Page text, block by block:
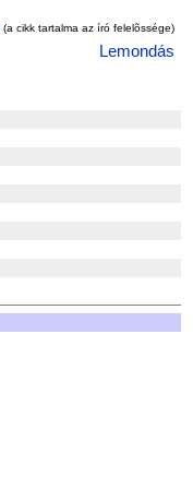
(a cikk tartalma az író felelõssége)
Lemondás